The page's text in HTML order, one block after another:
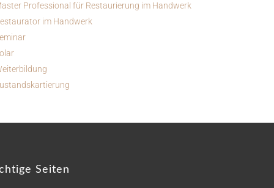
Professional für Restaurierung im Handwerk
im Handwerk
Seiten